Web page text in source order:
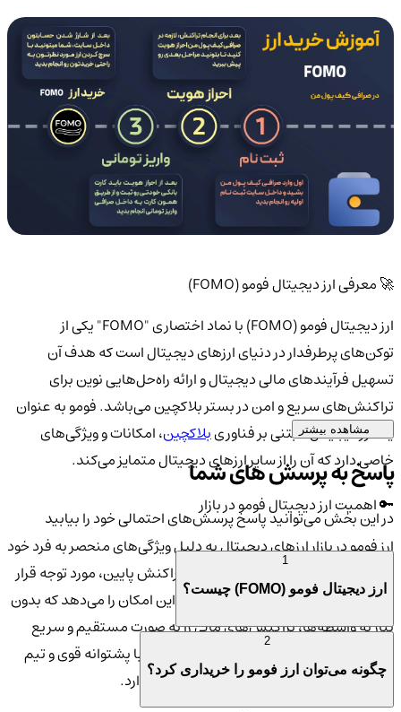
🚀 معرفی ارز دیجیتال فومو (FOMO)
ارز دیجیتال فومو (FOMO) با نماد اختصاری "FOMO" یکی از
توکن‌های پرطرفدار در دنیای ارزهای دیجیتال است که هدف آن
تسهیل فرآیندهای مالی دیجیتال و ارائه راه‌حل‌هایی نوین برای
تراکنش‌های سریع و امن در بستر بلاکچین می‌باشد. فومو به عنوان
یک ارز دیجیتال مبتنی بر فناوریبلاکچین، امکانات و ویژگی‌های
خاصی دارد که آن را از سایر ارزهای دیجیتال متمایز می‌کند.
🔑 اهمیت ارز دیجیتال فومو در بازار
ارز فومو در بازار ارزهای دیجیتال به دلیل ویژگی‌های منحصر به فرد خود
از جمله شفافیت، سرعت بالا و هزینه تراکنش پایین، مورد توجه قرار
گرفته است. این ارز دیجیتال به کاربران این امکان را می‌دهد که بدون
نیاز به واسطه‌ها، تراکنش‌های مالی را به صورت مستقیم و سریع
انجام دهند. همچنین، فومو به عنوان یک ارز با پشتوانه قوی و تیم
توسعه‌دهنده حرفه‌ای، پتانسیل رشد بالایی دارد.
مشاهده بیشتر
پاسخ به پرسش های شما
در این بخش می‌توانید پاسخ پرسش‌های احتمالی خود را بیابید
ارز دیجیتال فومو (FOMO) چیست؟
چگونه می‌توان ارز فومو را خریداری کرد؟